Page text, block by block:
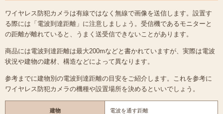
ワイヤレス防犯カメラは有線ではなく無線で画像を送信します。設置す
る際には「電波到達距離」に注意しましょう。受信機であるモニターと
の距離が離れていると、うまく送受信できないことがあります。
商品には電波到達距離は最大200mなどと書かれていますが、実際は電波
状況や建物の建材、構造などによって異なります。
参考までに建物別の電波到達距離の目安をご紹介します。これを参考に
ワイヤレス防犯カメラの機種や設置場所を決めるといいでしょう。
建物 電波を通す距離